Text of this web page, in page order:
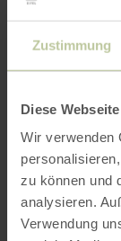
Zustimmung
Diese
Wir verwenden
zu können und
analysieren.
Verwendung
Das